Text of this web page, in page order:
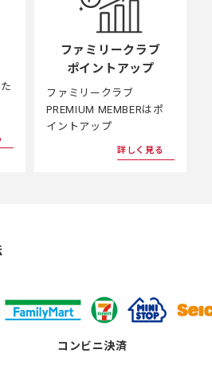
ファミリークラブ
ポイントアップ
ファミリークラブ
PREMIUM MEMBERはポ
イントアップ
詳しく見る
コンビニ決済